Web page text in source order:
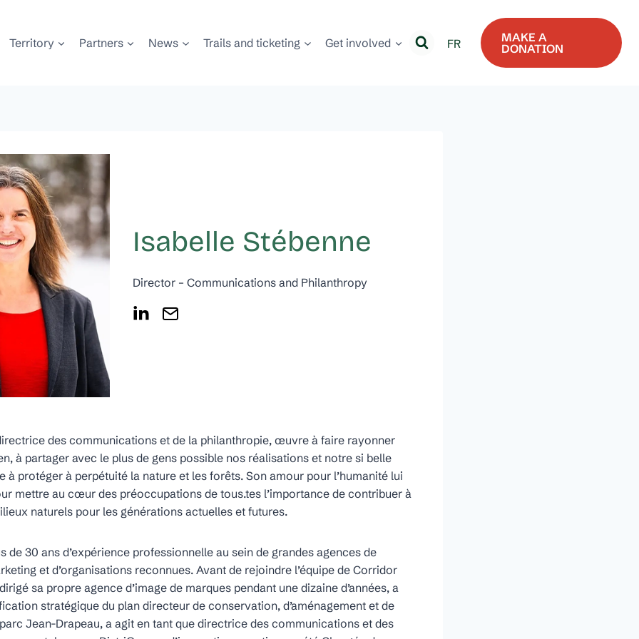
Territory Partners News Trails and ticketing Get involved FR
MAKE A
DONATION
Isabelle Stébenne
Director – Communications and Philanthropy
des communications et de la philanthropie, œuvre à faire rayonner
à partager avec le plus de gens possible nos réalisations et notre si belle
à protéger à perpétuité la nature et les forêts. Son amour pour l’humanité lui
mettre au cœur des préoccupations de tous.tes l’importance de contribuer à
naturels pour les générations actuelles et futures.
de 30 ans d’expérience professionnelle au sein de grandes agences de
et d’organisations reconnues. Avant de rejoindre l’équipe de Corridor
sa propre agence d’image de marques pendant une dizaine d’années, a
stratégique du plan directeur de conservation, d’aménagement et de
Jean-Drapeau, a agit en tant que directrice des communications et des